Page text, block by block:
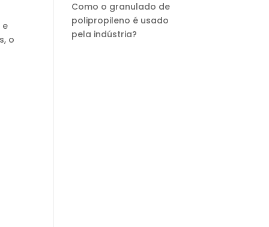
e
o
Como o granulado de
polipropileno é usado
pela indústria?